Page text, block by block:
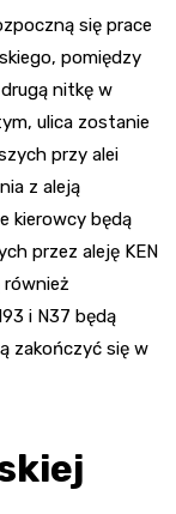
się prace
pomiędzy
drugą nitkę w
ulica zostanie
przy alei
z aleją
kierowcy będą
przez aleję KEN
również
i N37 będą
zakończyć się w